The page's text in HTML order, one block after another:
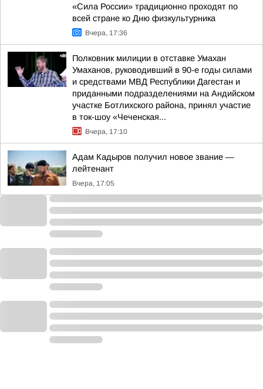
«Сила России» традиционно проходят по
всей стране ко Дню физкультурника
Вчера, 17:36
Полковник милиции в отставке Умахан
Умаханов, руководивший в 90-е годы силами
и средствами МВД Республики Дагестан и
приданными подразделениями на Андийском
участке Ботлихского района, принял участие
в ток-шоу «Чеченская...
Вчера, 17:10
Адам Кадыров получил новое звание —
лейтенант
Вчера, 17:05